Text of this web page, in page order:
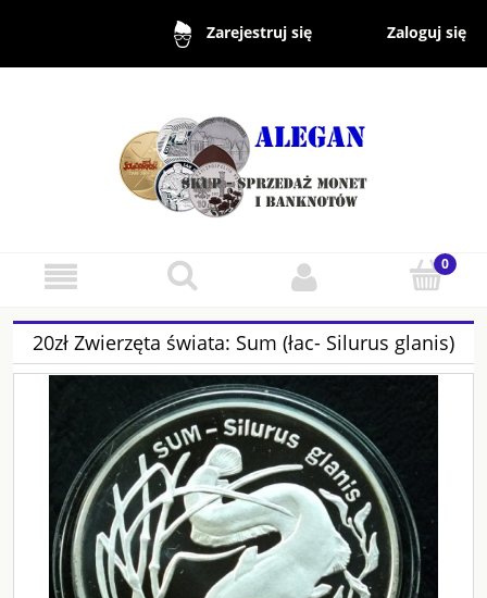
Zarejestruj się Zaloguj się
20zł Zwierzęta świata: Sum (łac- Silurus glanis)